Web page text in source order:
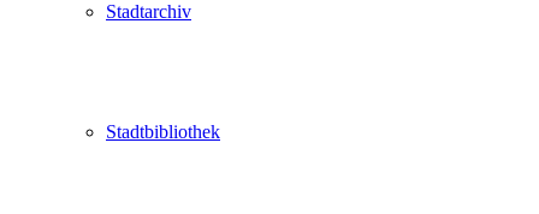
Stadtarchiv
Stadtbibliothek